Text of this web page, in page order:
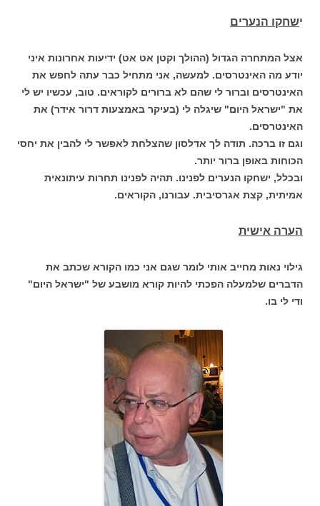
ישחקו הנערים
אצל המתחרה הגדול (ההולך וקטן אט אט) ידיעות אחרונות איני
יודע מה האינטרסים. למעשה, אני מתחיל כבר עתה לחפש את
האינטרסים וברור לי שהם לא ברורים לקוראים. טוב, עכשיו יש לי
את "ישראל היום" שיגלה לי (בעיקר באמצעות דרור אידר) את
האינטרסים.
וגם זו ברכה. תודה לך אדלסון שהצלחת לאפשר לי להבין את יחסי
הכוחות באופן ברור יותר.
ובכלל, ישחקו הנערים לפנינו. תהיה לפנינו תחרות עיתונאית
אמיתית, קצת אגרסיבית. עבורנו, הקוראים.
הערה אישית
גילוי נאות מחייב אותי לומר שגם אני כמו הקורא שכתב את
הדברים שלמעלה הפכתי להיות קורא מושבע של "ישראל היום"
ודי לי בו.